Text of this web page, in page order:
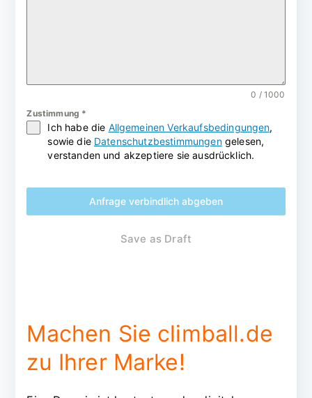
0 / 1000
Zustimmung *
Ich habe die Allgemeinen Verkaufsbedingungen,
sowie die Datenschutzbestimmungengelesen,
verstanden und akzeptiere sie ausdrücklich.
Anfrage verbindlich abgeben
Save as Draft
Machen Sie climball.de
zu Ihrer Marke!